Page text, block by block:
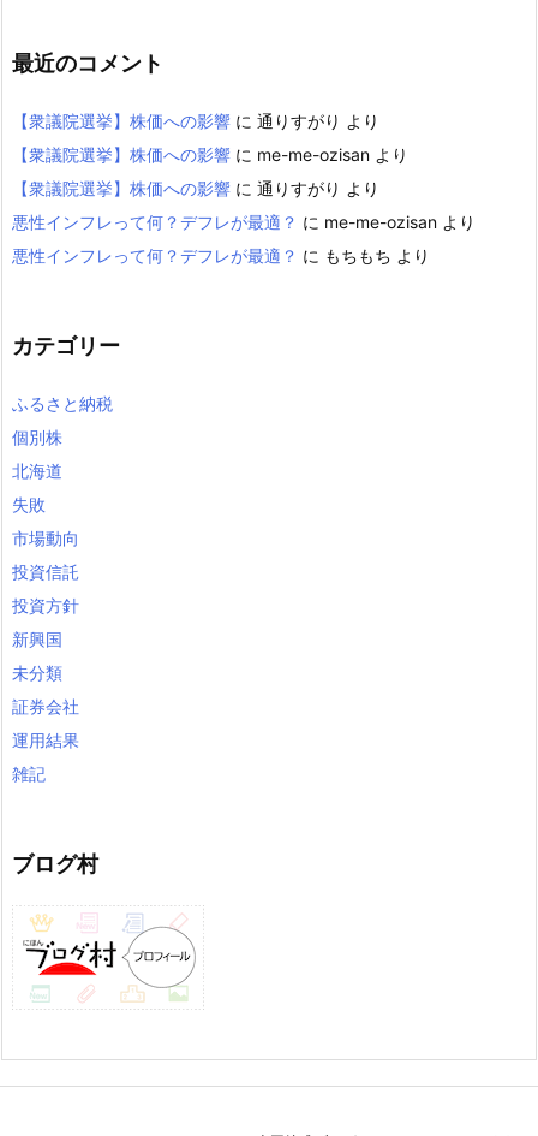
最近のコメント
【衆議院選挙】株価への影響 に 通りすがり より
【衆議院選挙】株価への影響 に me-me-ozisan より
【衆議院選挙】株価への影響 に 通りすがり より
悪性インフレって何？デフレが最適？ に me-me-ozisan より
悪性インフレって何？デフレが最適？ に もちもち より
カテゴリー
ふるさと納税
個別株
北海道
失敗
市場動向
投資信託
投資方針
新興国
未分類
証券会社
運用結果
雑記
ブログ村